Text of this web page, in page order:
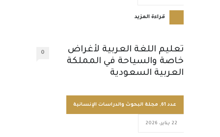
قراءة المزيد
تعليم اللغة العربية لأغراض
خاصة والسياحة في المملكة
العربية السعودية
0
عدد 61 , مجلة البحوث والدراسات الإنسانية
22 يناير، 2026